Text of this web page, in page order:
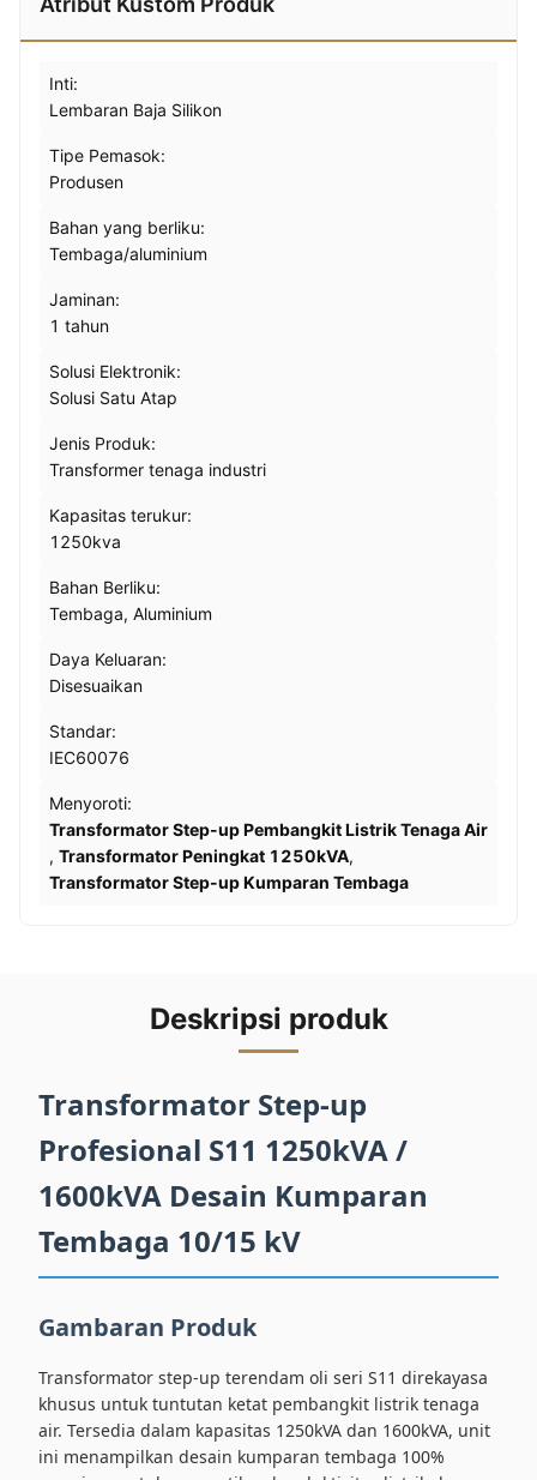
Inti:
Lembaran Baja Silikon
Tipe Pemasok:
Produsen
Bahan yang berliku:
Tembaga/aluminium
Jaminan:
1 tahun
Solusi Elektronik:
Solusi Satu Atap
Jenis Produk:
Transformer tenaga industri
Kapasitas terukur:
1250kva
Bahan Berliku:
Tembaga, Aluminium
Daya Keluaran:
Disesuaikan
Standar:
IEC60076
Menyoroti:
Transformator Step-up Pembangkit Listrik Tenaga Air
, Transformator Peningkat 1250kVA,
Transformator Step-up Kumparan Tembaga
Deskripsi produk
Transformator Step-up
Profesional S11 1250kVA /
1600kVA Desain Kumparan
Tembaga 10/15 kV
Gambaran Produk
Transformator step-up terendam oli seri S11 direkayasa
khusus untuk tuntutan ketat pembangkit listrik tenaga
air. Tersedia dalam kapasitas 1250kVA dan 1600kVA, unit
ini menampilkan desain kumparan tembaga 100%